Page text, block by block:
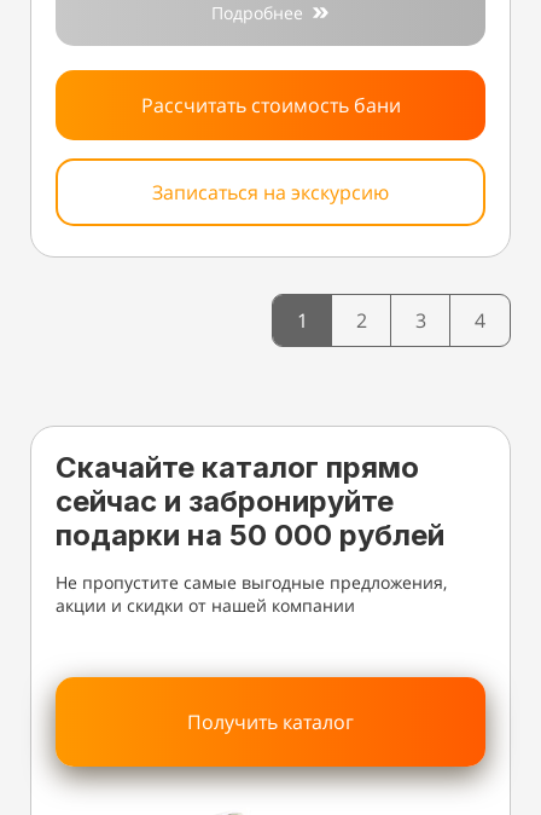
Подробнее
Рассчитать стоимость бани
Записаться на экскурсию
1 2 3 4
Скачайте каталог прямо
сейчас и забронируйте
подарки на 50 000 рублей
Не пропустите самые выгодные предложения,
акции и скидки от нашей компании
Получить каталог